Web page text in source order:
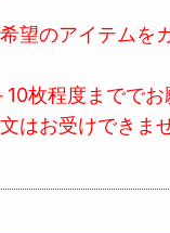
望のアイテムを
10枚程度まででお
はお受けできま